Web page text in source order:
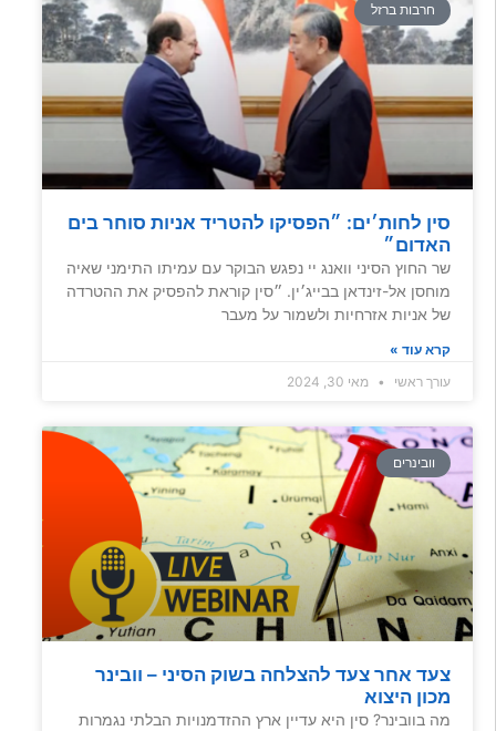
חרבות ברזל
סין לחות׳ים: ״הפסיקו להטריד אניות סוחר בים
האדום״
שר החוץ הסיני וואנג יי נפגש הבוקר עם עמיתו התימני שאיה
מוחסן אל-זינדאן בבייג׳ין. ״סין קוראת להפסיק את ההטרדה
של אניות אזרחיות ולשמור על מעבר
קרא עוד »
עורך ראשי
מאי 30, 2024
וובינרים
צעד אחר צעד להצלחה בשוק הסיני – וובינר
מכון היצוא
מה בוובינר? סין היא עדיין ארץ ההזדמנויות הבלתי נגמרות